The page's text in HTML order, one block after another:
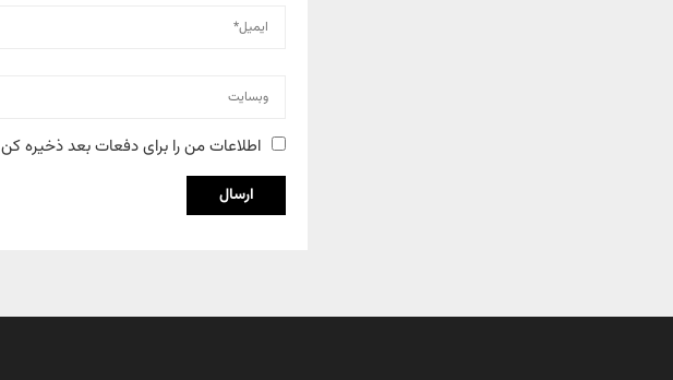
اطلاعات من را برای دفعات بعد ذخیره کن